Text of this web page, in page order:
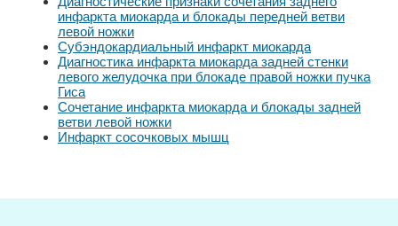
инфаркта миокарда и блокады передней ветви
левой ножки
Субэндокардиальный инфаркт миокарда
Диагностика инфаркта миокарда задней стенки
левого желудочка при блокаде правой ножки пучка
Гиса
Сочетание инфаркта миокарда и блокады задней
ветви левой ножки
Инфаркт сосочковых мышц